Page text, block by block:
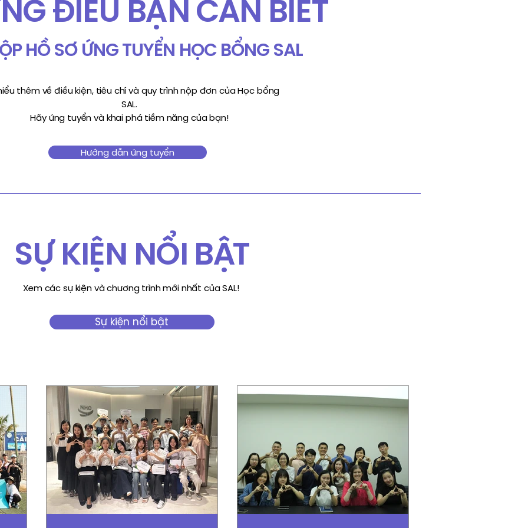
ĐIỀU BẠN CẦN BIẾT
HỒ SƠ ỨNG TUYỂN HỌC BỔNG SAL
thêm về điều kiện, tiêu chí và quy trình nộp đơn của Học bổng
SAL.
Hãy ứng tuyển và khai phá tiềm năng của bạn!
Hướng dẫn ứng tuyển
SỰ KIỆN NỔI BẬT
Xem các sự kiện và chương trình mới nhất của SAL!
Sự kiện nổi bật